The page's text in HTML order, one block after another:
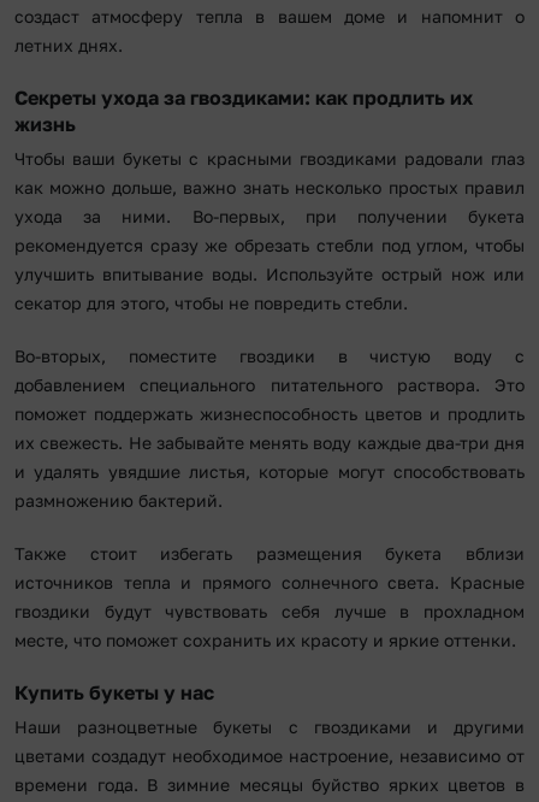
создаст атмосферу тепла в вашем доме и напомнит о
летних днях.
Секреты ухода за гвоздиками: как продлить их
жизнь
Чтобы ваши букеты с красными гвоздиками радовали глаз
как можно дольше, важно знать несколько простых правил
ухода за ними. Во-первых, при получении букета
рекомендуется сразу же обрезать стебли под углом, чтобы
улучшить впитывание воды. Используйте острый нож или
секатор для этого, чтобы не повредить стебли.
Во-вторых, поместите гвоздики в чистую воду с
добавлением специального питательного раствора. Это
поможет поддержать жизнеспособность цветов и продлить
их свежесть. Не забывайте менять воду каждые два-три дня
и удалять увядшие листья, которые могут способствовать
размножению бактерий.
Также стоит избегать размещения букета вблизи
источников тепла и прямого солнечного света. Красные
гвоздики будут чувствовать себя лучше в прохладном
месте, что поможет сохранить их красоту и яркие оттенки.
Купить букеты у нас
Наши разноцветные букеты с гвоздиками и другими
цветами создадут необходимое настроение, независимо от
времени года. В зимние месяцы буйство ярких цветов в